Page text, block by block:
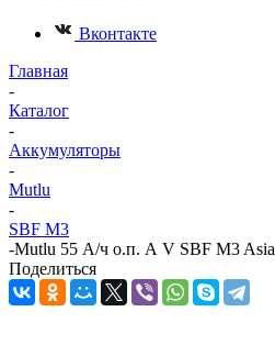
Вконтакте
Главная
-
Каталог
-
Аккумуляторы
-
Mutlu
-
SBF M3
-Mutlu 55 А/ч о.п. А V SBF M3 Asia
Поделиться